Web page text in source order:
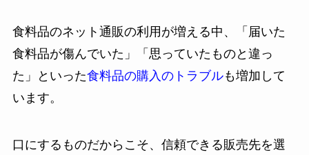
食料品のネット通販の利用が増える中、「届いた
食料品が傷んでいた」「思っていたものと違っ
た」といった食料品の購入のトラブルも増加して
います。
口にするものだからこそ、信頼できる販売先を選